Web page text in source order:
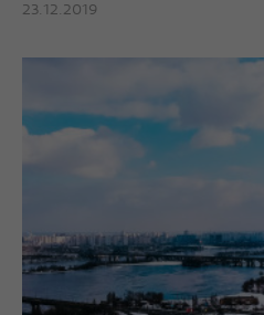
23.12.2019